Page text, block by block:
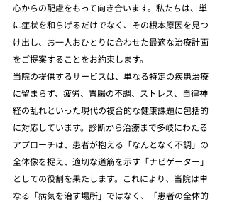
心からの配慮をもって向き合います。私たちは、単
に症状を和らげるだけでなく、その根本原因を見つ
け出し、お一人おひとりに合わせた最適な治療計画
をご提案することをお約束します。
当院の提供するサービスは、単なる特定の疾患治療
に留まらず、疲労、胃腸の不調、ストレス、自律神
経の乱れといった現代の複合的な健康課題に包括的
に対応しています。診断から治療まで多岐にわたる
アプローチは、患者が抱える「なんとなく不調」の
全体像を捉え、適切な道筋を示す「ナビゲーター」
としての役割を果たします。これにより、当院は単
なる「病気を治す場所」ではなく、「患者の全体的